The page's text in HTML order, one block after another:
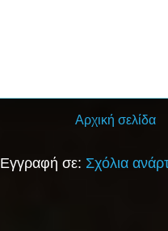
Αρχική σελίδα
Εγγραφή σε: Σχόλια